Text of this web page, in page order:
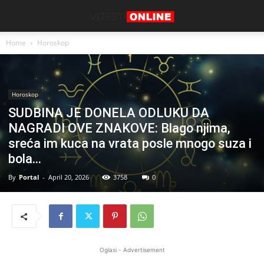
Home Horoskop
Horoskop
SUDBINA JE DONELA ODLUKU DA
NAGRADI OVE ZNAKOVE: Blago njima,
sreća im kuca na vrata posle mnogo suza i
bola…
By Portal - April 20, 2026 3758 0
Oglasi - Advertisement